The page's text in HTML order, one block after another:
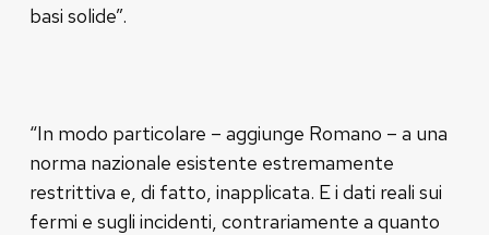
basi solide”.
“In modo particolare – aggiunge Romano – a una
norma nazionale esistente estremamente
restrittiva e, di fatto, inapplicata. E i dati reali sui
fermi e sugli incidenti, contrariamente a quanto